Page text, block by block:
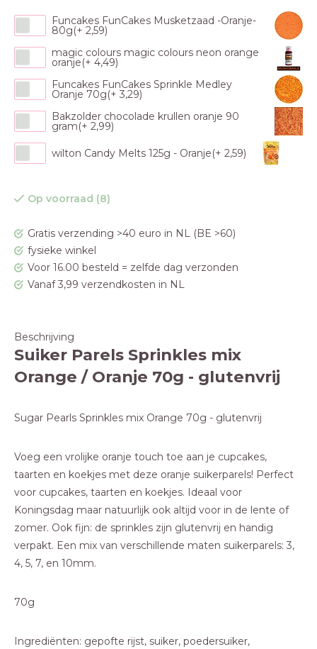
Funcakes FunCakes Musketzaad -Oranje-
80g(+ 2,59)
magic colours magic colours neon orange
oranje(+ 4,49)
Funcakes FunCakes Sprinkle Medley
Oranje 70g(+ 3,29)
Bakzolder chocolade krullen oranje 90
gram(+ 2,99)
wilton Candy Melts 125g - Oranje(+ 2,59)
Op voorraad (8)
Gratis verzending >40 euro in NL (BE >60)
fysieke winkel
Voor 16.00 besteld = zelfde dag verzonden
Vanaf 3,99 verzendkosten in NL
Beschrijving
Suiker Parels Sprinkles mix
Orange / Oranje 70g - glutenvrij
Sugar Pearls Sprinkles mix Orange 70g - glutenvrij
Voeg een vrolijke oranje touch toe aan je cupcakes,
taarten en koekjes met deze oranje suikerparels! Perfect
voor cupcakes, taarten en koekjes. Ideaal voor
Koningsdag maar natuurlijk ook altijd voor in de lente of
zomer. Ook fijn: de sprinkles zijn glutenvrij en handig
verpakt. Een mix van verschillende maten suikerparels: 3,
4, 5, 7, en 10mm.
70g
Ingrediënten: gepofte rijst, suiker, poedersuiker,